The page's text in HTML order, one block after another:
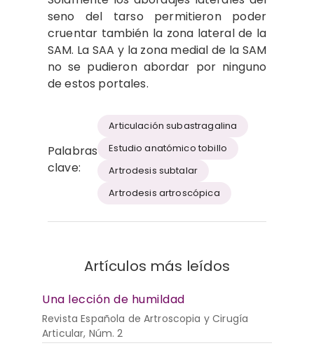
seno del tarso permitieron poder
cruentar también la zona lateral de la
SAM. La SAA y la zona medial de la SAM
no se pudieron abordar por ninguno
de estos portales.
Palabras
clave:
Articulación subastragalina
Estudio anatómico tobillo
Artrodesis subtalar
Artrodesis artroscópica
Artículos más leídos
Una lección de humildad
Revista Española de Artroscopia y Cirugía
Articular, Núm. 2